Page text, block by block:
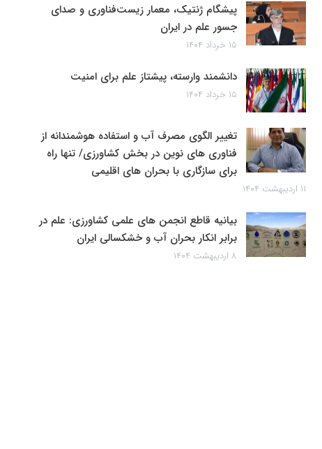
پیشگام ژنتیک، معمار زیست‌فناوری و صدای
جسور علم در ایران
۱۵ خرداد ۱۴۰۴
دانشمند وارسته، پیشتاز علم برای امنیت
۱۵ خرداد ۱۴۰۴
تغییر الگوی مصرف آب و استفاده هوشمندانه از
فناوری های نوین در بخش کشاورزی/ تنها راه
برای سازگاری با بحران های اقلیمی
۱۱ اردیبهشت ۱۴۰۴
بیانیه قاطع انجمن های علمی کشاورزی: علم در
برابر انکار بحران آب و خشکسالی ایران
۸ اردیبهشت ۱۴۰۴